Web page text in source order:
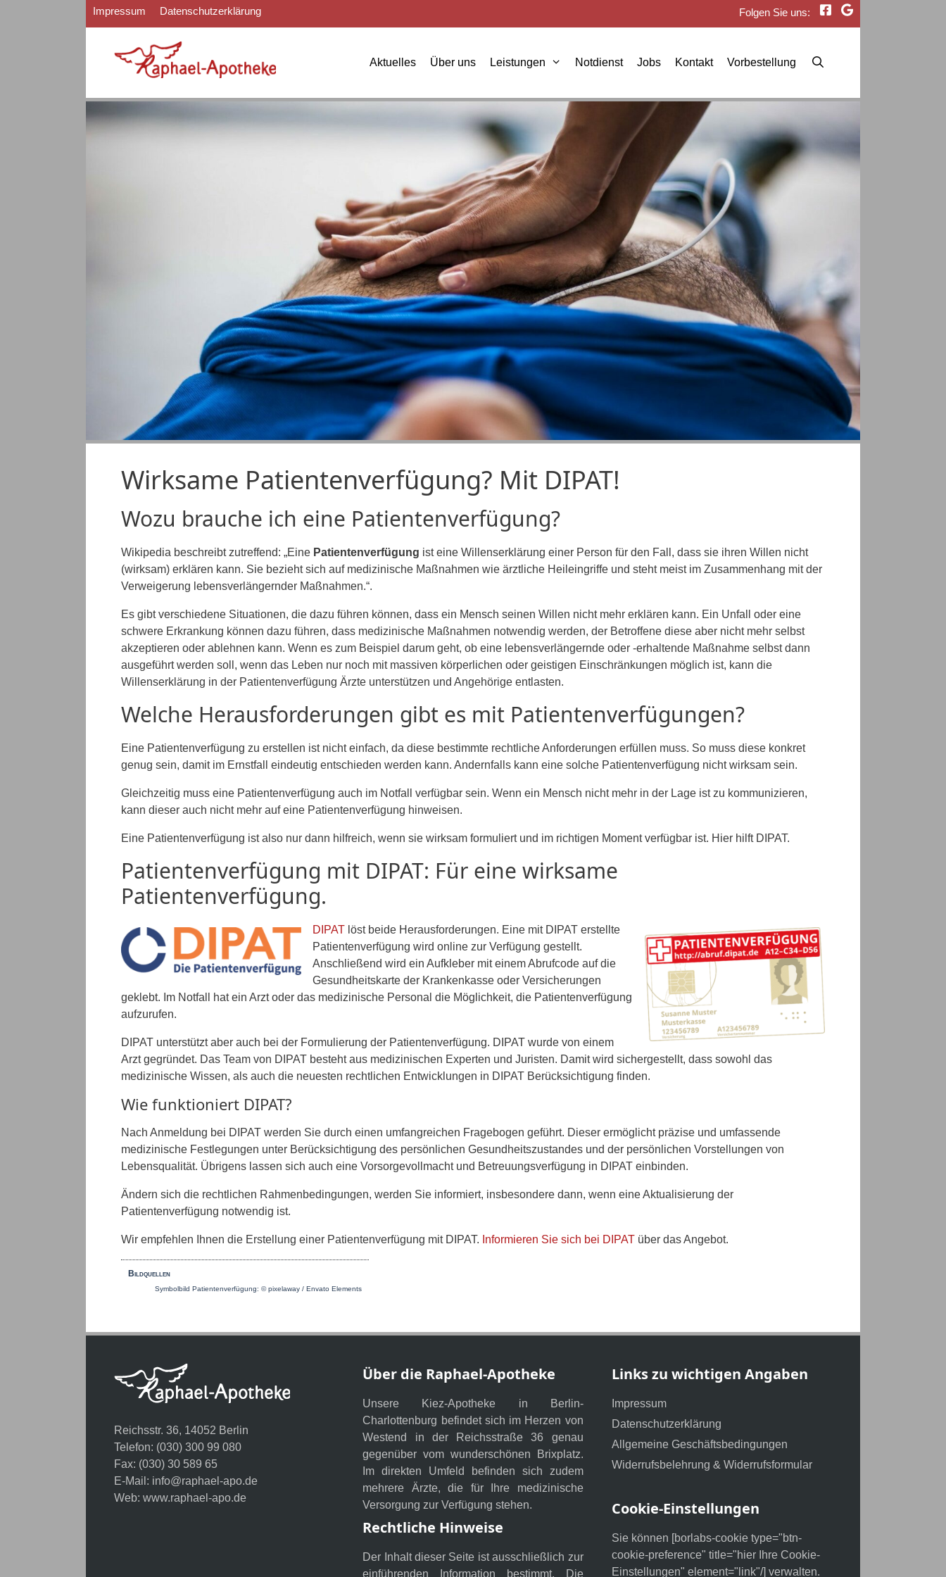
Folgen Sie uns:
Impressum Datenschutzerklärung
Aktuelles Über uns Leistungen Notdienst Jobs Kontakt Vorbestellung
Wirksame Patientenverfügung? Mit DIPAT!
Wozu brauche ich eine Patientenverfügung?
Wikipedia beschreibt zutreffend: „Eine Patientenverfügung ist eine Willenserklärung einer Person für den Fall, dass sie ihren Willen nicht
(wirksam) erklären kann. Sie bezieht sich auf medizinische Maßnahmen wie ärztliche Heileingriffe und steht meist im Zusammenhang mit der
Verweigerung lebensverlängernder Maßnahmen.“.
Es gibt verschiedene Situationen, die dazu führen können, dass ein Mensch seinen Willen nicht mehr erklären kann. Ein Unfall oder eine
schwere Erkrankung können dazu führen, dass medizinische Maßnahmen notwendig werden, der Betroffene diese aber nicht mehr selbst
akzeptieren oder ablehnen kann. Wenn es zum Beispiel darum geht, ob eine lebensverlängernde oder -erhaltende Maßnahme selbst dann
ausgeführt werden soll, wenn das Leben nur noch mit massiven körperlichen oder geistigen Einschränkungen möglich ist, kann die
Willenserklärung in der Patientenverfügung Ärzte unterstützen und Angehörige entlasten.
Welche Herausforderungen gibt es mit Patientenverfügungen?
Eine Patientenverfügung zu erstellen ist nicht einfach, da diese bestimmte rechtliche Anforderungen erfüllen muss. So muss diese konkret
genug sein, damit im Ernstfall eindeutig entschieden werden kann. Andernfalls kann eine solche Patientenverfügung nicht wirksam sein.
Gleichzeitig muss eine Patientenverfügung auch im Notfall verfügbar sein. Wenn ein Mensch nicht mehr in der Lage ist zu kommunizieren,
kann dieser auch nicht mehr auf eine Patientenverfügung hinweisen.
Eine Patientenverfügung ist also nur dann hilfreich, wenn sie wirksam formuliert und im richtigen Moment verfügbar ist. Hier hilft DIPAT.
Patientenverfügung mit DIPAT: Für eine wirksame
Patientenverfügung.
DIPAT löst beide Herausforderungen. Eine mit DIPAT erstellte
Patientenverfügung wird online zur Verfügung gestellt.
Anschließend wird ein Aufkleber mit einem Abrufcode auf die
Gesundheitskarte der Krankenkasse oder Versicherungen
geklebt. Im Notfall hat ein Arzt oder das medizinische Personal die Möglichkeit, die Patientenverfügung
aufzurufen.
DIPAT unterstützt aber auch bei der Formulierung der Patientenverfügung. DIPAT wurde von einem
Arzt gegründet. Das Team von DIPAT besteht aus medizinischen Experten und Juristen. Damit wird sichergestellt, dass sowohl das
medizinische Wissen, als auch die neuesten rechtlichen Entwicklungen in DIPAT Berücksichtigung finden.
Wie funktioniert DIPAT?
Nach Anmeldung bei DIPAT werden Sie durch einen umfangreichen Fragebogen geführt. Dieser ermöglicht präzise und umfassende
medizinische Festlegungen unter Berücksichtigung des persönlichen Gesundheitszustandes und der persönlichen Vorstellungen von
Lebensqualität. Übrigens lassen sich auch eine Vorsorgevollmacht und Betreuungsverfügung in DIPAT einbinden.
Ändern sich die rechtlichen Rahmenbedingungen, werden Sie informiert, insbesondere dann, wenn eine Aktualisierung der
Patientenverfügung notwendig ist.
Wir empfehlen Ihnen die Erstellung einer Patientenverfügung mit DIPAT. Informieren Sie sich bei DIPAT über das Angebot.
Bildquellen
Symbolbild Patientenverfügung: © pixelaway / Envato Elements
Reichsstr. 36, 14052 Berlin
Telefon: (030) 300 99 080
Fax: (030) 30 589 65
E-Mail: info@raphael-apo.de
Web: www.raphael-apo.de
Über die Raphael-Apotheke
Unsere Kiez-Apotheke in Berlin-
Charlottenburg befindet sich im Herzen von
Westend in der Reichsstraße 36 genau
gegenüber vom wunderschönen Brixplatz.
Im direkten Umfeld befinden sich zudem
mehrere Ärzte, die für Ihre medizinische
Versorgung zur Verfügung stehen.
Rechtliche Hinweise
Der Inhalt dieser Seite ist ausschließlich zur
einführenden Information bestimmt. Die
Links zu wichtigen Angaben
Impressum
Datenschutzerklärung
Allgemeine Geschäftsbedingungen
Widerrufsbelehrung & Widerrufsformular
Cookie-Einstellungen
Sie können [borlabs-cookie type="btn-
cookie-preference" title="hier Ihre Cookie-
Einstellungen" element="link"/] verwalten.